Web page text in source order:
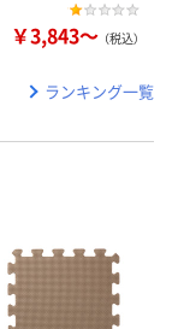
￥3,843～ （税込）
ランキング一覧